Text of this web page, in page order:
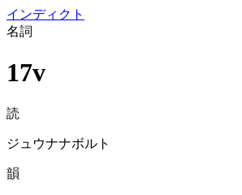
インディクト
名詞
17v
読
ジュウナナボルト
韻